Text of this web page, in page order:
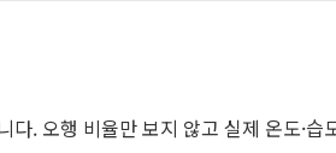
다. 오행 비율만 보지 않고 실제 온도·